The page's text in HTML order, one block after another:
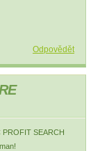
Odpovědět
SEARCH